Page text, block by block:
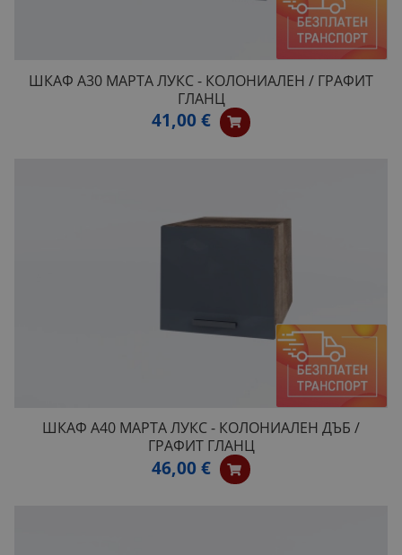
ШКАФ А30 МАРТА ЛУКС - КОЛОНИАЛЕН / ГРАФИТ
ГЛАНЦ
41,00 €
ШКАФ А40 МАРТА ЛУКС - КОЛОНИАЛЕН ДЪБ /
ГРАФИТ ГЛАНЦ
46,00 €